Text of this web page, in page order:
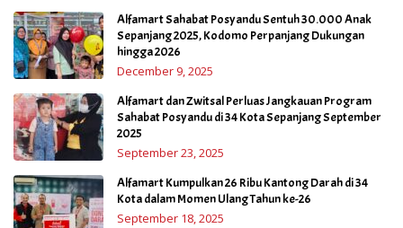
Alfamart Sahabat Posyandu Sentuh 30.000 Anak
Sepanjang 2025, Kodomo Perpanjang Dukungan
hingga 2026
December 9, 2025
Alfamart dan Zwitsal Perluas Jangkauan Program
Sahabat Posyandu di 34 Kota Sepanjang September
2025
September 23, 2025
Alfamart Kumpulkan 26 Ribu Kantong Darah di 34
Kota dalam Momen Ulang Tahun ke-26
September 18, 2025